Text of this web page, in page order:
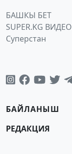
БАШКЫ БЕТ
SUPER.KG ВИДЕО
Суперстан
БАЙЛАНЫШ
РЕДАКЦИЯ